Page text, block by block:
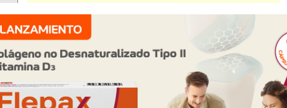
zinc,óxido+asoc.
Otros productos de
Cassará